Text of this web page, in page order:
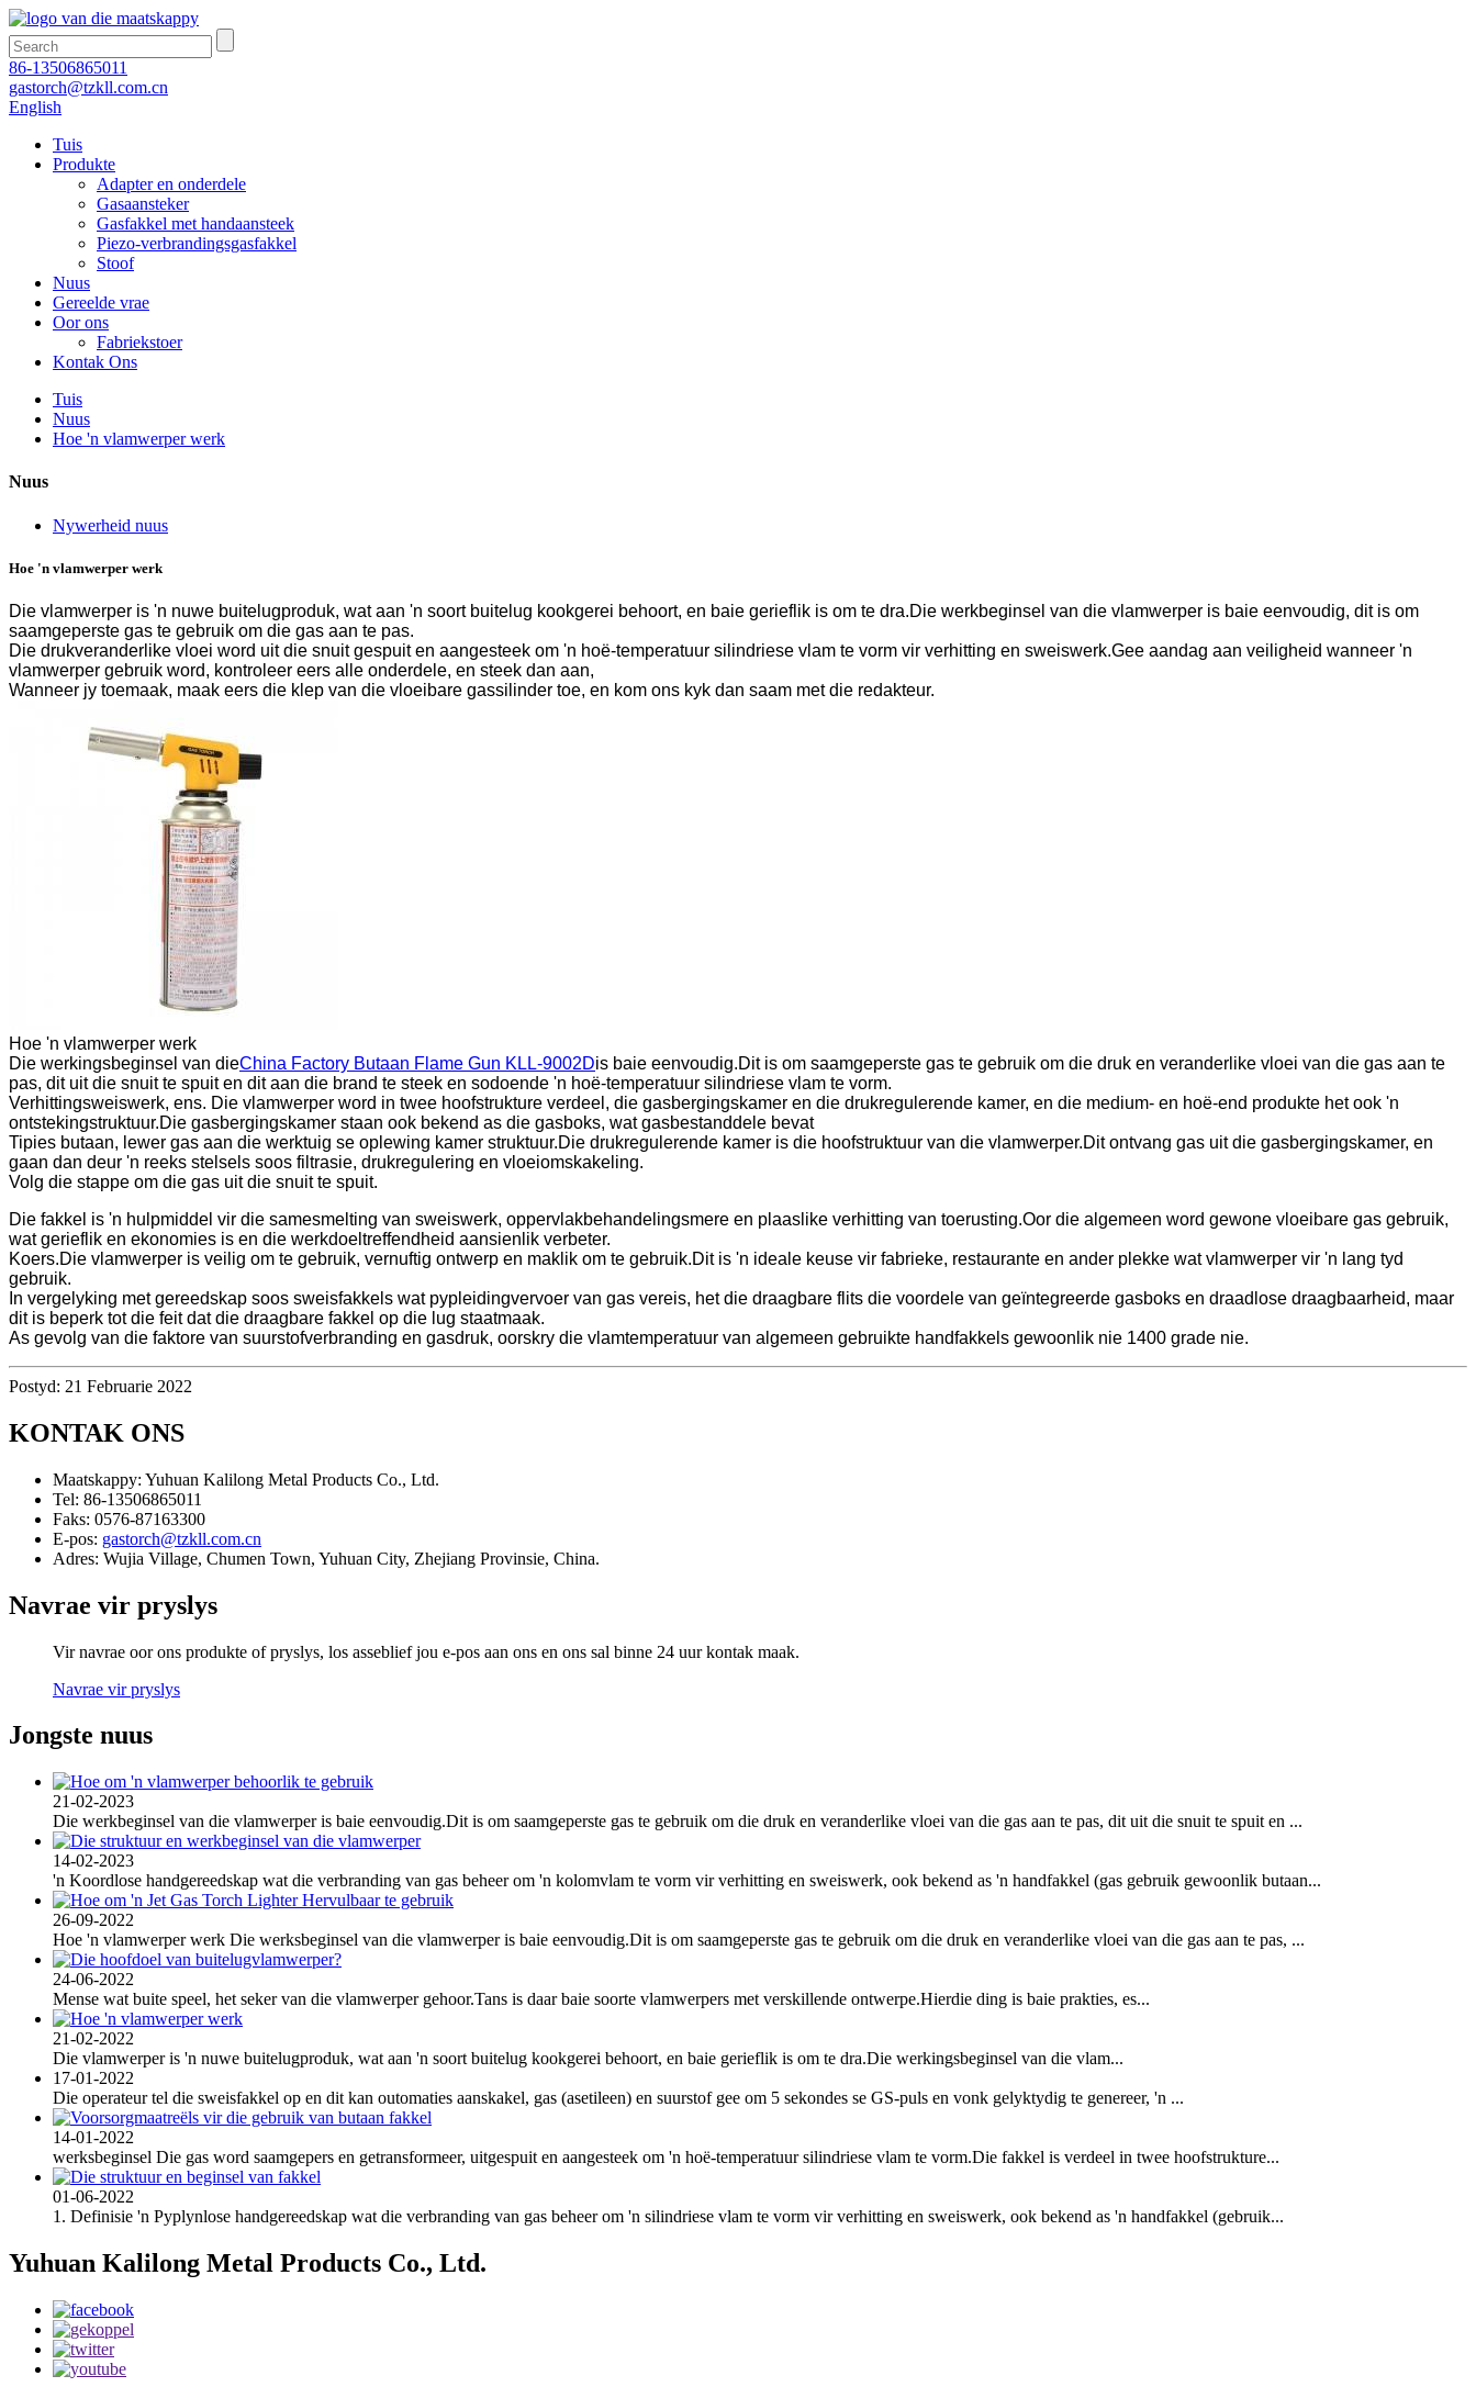
86-13506865011
gastorch@tzkll.com.cn
English
Tuis
Produkte
Adapter en onderdele
Gasaansteker
Gasfakkel met handaansteek
Piezo-verbrandingsgasfakkel
Stoof
Nuus
Gereelde vrae
Oor ons
Fabriekstoer
Kontak Ons
Tuis
Nuus
Hoe 'n vlamwerper werk
Nuus
Nywerheid nuus
Hoe 'n vlamwerper werk
Die vlamwerper is 'n nuwe buitelugproduk, wat aan 'n soort buitelug kookgerei behoort, en baie gerieflik is om te dra.Die werkbeginsel van die vlamwerper is baie eenvoudig, dit is om
saamgeperste gas te gebruik om die gas aan te pas.
Die drukveranderlike vloei word uit die snuit gespuit en aangesteek om 'n hoë-temperatuur silindriese vlam te vorm vir verhitting en sweiswerk.Gee aandag aan veiligheid wanneer 'n
vlamwerper gebruik word, kontroleer eers alle onderdele, en steek dan aan,
Wanneer jy toemaak, maak eers die klep van die vloeibare gassilinder toe, en kom ons kyk dan saam met die redakteur.
Hoe 'n vlamwerper werk
Die werkingsbeginsel van dieChina Factory Butaan Flame Gun KLL-9002Dis baie eenvoudig.Dit is om saamgeperste gas te gebruik om die druk en veranderlike vloei van die gas aan te
pas, dit uit die snuit te spuit en dit aan die brand te steek en sodoende 'n hoë-temperatuur silindriese vlam te vorm.
Verhittingsweiswerk, ens. Die vlamwerper word in twee hoofstrukture verdeel, die gasbergingskamer en die drukregulerende kamer, en die medium- en hoë-end produkte het ook 'n
ontstekingstruktuur.Die gasbergingskamer staan ​​ook bekend as die gasboks, wat gasbestanddele bevat
Tipies butaan, lewer gas aan die werktuig se oplewing kamer struktuur.Die drukregulerende kamer is die hoofstruktuur van die vlamwerper.Dit ontvang gas uit die gasbergingskamer, en
gaan dan deur 'n reeks stelsels soos filtrasie, drukregulering en vloeiomskakeling.
Volg die stappe om die gas uit die snuit te spuit.
Die fakkel is 'n hulpmiddel vir die samesmelting van sweiswerk, oppervlakbehandelingsmere en plaaslike verhitting van toerusting.Oor die algemeen word gewone vloeibare gas gebruik,
wat gerieflik en ekonomies is en die werkdoeltreffendheid aansienlik verbeter.
Koers.Die vlamwerper is veilig om te gebruik, vernuftig ontwerp en maklik om te gebruik.Dit is 'n ideale keuse vir fabrieke, restaurante en ander plekke wat vlamwerper vir 'n lang tyd
gebruik.
In vergelyking met gereedskap soos sweisfakkels wat pypleidingvervoer van gas vereis, het die draagbare flits die voordele van geïntegreerde gasboks en draadlose draagbaarheid, maar
dit is beperk tot die feit dat die draagbare fakkel op die lug staatmaak.
As gevolg van die faktore van suurstofverbranding en gasdruk, oorskry die vlamtemperatuur van algemeen gebruikte handfakkels gewoonlik nie 1400 grade nie.
Postyd: 21 Februarie 2022
KONTAK ONS
Maatskappy: Yuhuan Kalilong Metal Products Co., Ltd.
Tel: 86-13506865011
Faks: 0576-87163300
E-pos: gastorch@tzkll.com.cn
Adres: Wujia Village, Chumen Town, Yuhuan City, Zhejiang Provinsie, China.
Navrae vir pryslys
Vir navrae oor ons produkte of pryslys, los asseblief jou e-pos aan ons en ons sal binne 24 uur kontak maak.
Navrae vir pryslys
Jongste nuus
21-02-2023
Die werkbeginsel van die vlamwerper is baie eenvoudig.Dit is om saamgeperste gas te gebruik om die druk en veranderlike vloei van die gas aan te pas, dit uit die snuit te spuit en ...
14-02-2023
'n Koordlose handgereedskap wat die verbranding van gas beheer om 'n kolomvlam te vorm vir verhitting en sweiswerk, ook bekend as 'n handfakkel (gas gebruik gewoonlik butaan...
26-09-2022
Hoe 'n vlamwerper werk Die werksbeginsel van die vlamwerper is baie eenvoudig.Dit is om saamgeperste gas te gebruik om die druk en veranderlike vloei van die gas aan te pas, ...
24-06-2022
Mense wat buite speel, het seker van die vlamwerper gehoor.Tans is daar baie soorte vlamwerpers met verskillende ontwerpe.Hierdie ding is baie prakties, es...
21-02-2022
Die vlamwerper is 'n nuwe buitelugproduk, wat aan 'n soort buitelug kookgerei behoort, en baie gerieflik is om te dra.Die werkingsbeginsel van die vlam...
17-01-2022
Die operateur tel die sweisfakkel op en dit kan outomaties aanskakel, gas (asetileen) en suurstof gee om 5 sekondes se GS-puls en vonk gelyktydig te genereer, 'n ...
14-01-2022
werksbeginsel Die gas word saamgepers en getransformeer, uitgespuit en aangesteek om 'n hoë-temperatuur silindriese vlam te vorm.Die fakkel is verdeel in twee hoofstrukture...
01-06-2022
1. Definisie 'n Pyplynlose handgereedskap wat die verbranding van gas beheer om 'n silindriese vlam te vorm vir verhitting en sweiswerk, ook bekend as 'n handfakkel (gebruik...
Yuhuan Kalilong Metal Products Co., Ltd.